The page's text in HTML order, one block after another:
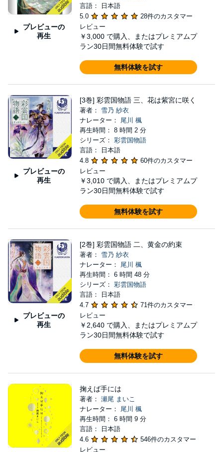
プレビューの
再生
言語： 日本語
5.0
28件のカスタマー
レビュー
￥3,000 で購入、またはプレミアムプ
ラン30日間無料体験で試す
無料体験を試す
プレビューの
再生
[3巻] 彩雲国物語 三、花は紫宮に咲く
著者： 雪乃 紗衣
ナレーター： 尾川 楓
再生時間： 8 時間 2 分
シリーズ： 彩雲国物語
言語： 日本語
4.8
60件のカスタマー
レビュー
￥3,010 で購入、またはプレミアムプ
ラン30日間無料体験で試す
無料体験を試す
プレビューの
再生
[2巻] 彩雲国物語 二、黄金の約束
著者： 雪乃 紗衣
ナレーター： 尾川 楓
再生時間： 6 時間 48 分
シリーズ： 彩雲国物語
言語： 日本語
4.7
71件のカスタマー
レビュー
￥2,640 で購入、またはプレミアムプ
ラン30日間無料体験で試す
無料体験を試す
掬えば手には
著者： 瀬尾 まいこ
ナレーター： 尾川 楓
再生時間： 6 時間 9 分
言語： 日本語
4.6
546件のカスタマー
レビュー